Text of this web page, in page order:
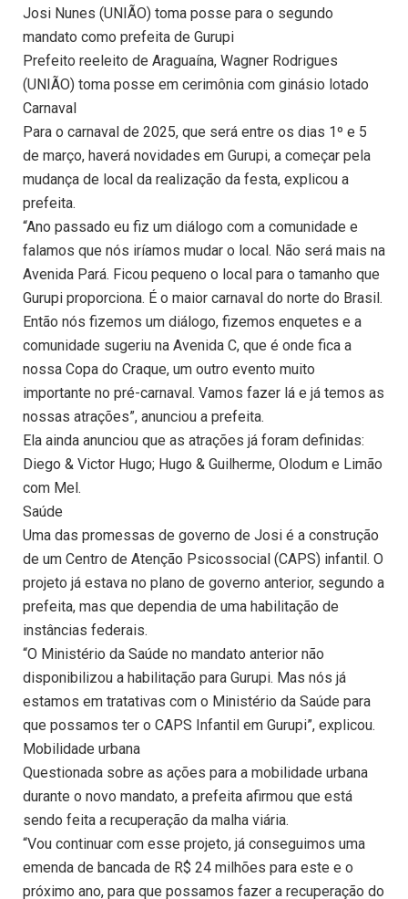
Josi Nunes (UNIÃO) toma posse para o segundo
mandato como prefeita de Gurupi
Prefeito reeleito de Araguaína, Wagner Rodrigues
(UNIÃO) toma posse em cerimônia com ginásio lotado
Carnaval
Para o carnaval de 2025, que será entre os dias 1º e 5
de março, haverá novidades em Gurupi, a começar pela
mudança de local da realização da festa, explicou a
prefeita.
“Ano passado eu fiz um diálogo com a comunidade e
falamos que nós iríamos mudar o local. Não será mais na
Avenida Pará. Ficou pequeno o local para o tamanho que
Gurupi proporciona. É o maior carnaval do norte do Brasil.
Então nós fizemos um diálogo, fizemos enquetes e a
comunidade sugeriu na Avenida C, que é onde fica a
nossa Copa do Craque, um outro evento muito
importante no pré-carnaval. Vamos fazer lá e já temos as
nossas atrações”, anunciou a prefeita.
Ela ainda anunciou que as atrações já foram definidas:
Diego & Victor Hugo; Hugo & Guilherme, Olodum e Limão
com Mel.
Saúde
Uma das promessas de governo de Josi é a construção
de um Centro de Atenção Psicossocial (CAPS) infantil. O
projeto já estava no plano de governo anterior, segundo a
prefeita, mas que dependia de uma habilitação de
instâncias federais.
“O Ministério da Saúde no mandato anterior não
disponibilizou a habilitação para Gurupi. Mas nós já
estamos em tratativas com o Ministério da Saúde para
que possamos ter o CAPS Infantil em Gurupi”, explicou.
Mobilidade urbana
Questionada sobre as ações para a mobilidade urbana
durante o novo mandato, a prefeita afirmou que está
sendo feita a recuperação da malha viária.
“Vou continuar com esse projeto, já conseguimos uma
emenda de bancada de R$ 24 milhões para este e o
próximo ano, para que possamos fazer a recuperação do